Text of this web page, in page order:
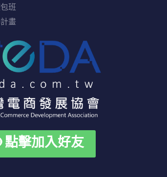
班
畫
點擊加入好友